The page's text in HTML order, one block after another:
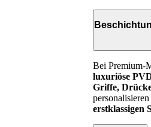
Bei Premium-
luxuriöse
Griffe,
erstklassigen